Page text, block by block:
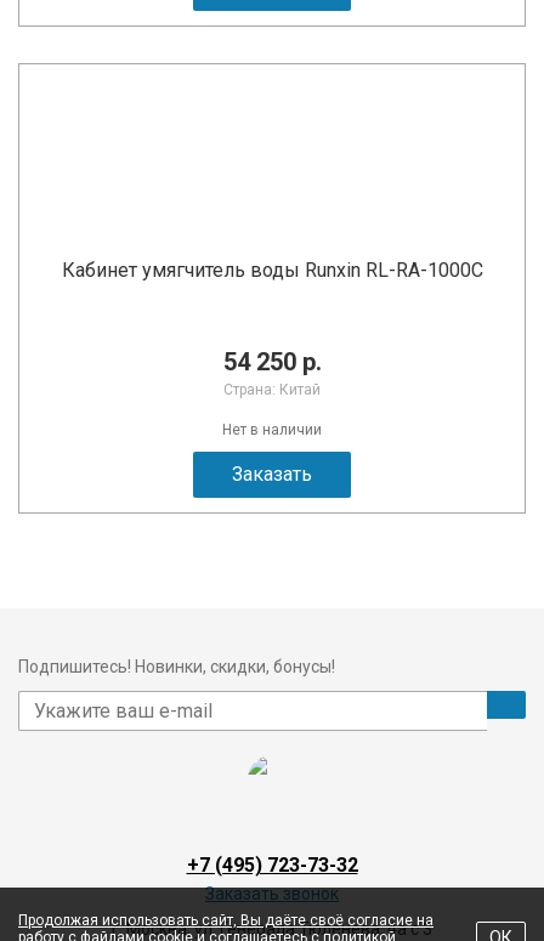
Кабинет умягчитель воды Runxin RL-RA-1000C
54 250 р.
Страна: Китай
Нет в наличии
Заказать
Подпишитесь! Новинки, скидки, бонусы!
+7 (495) 723-73-32
Заказать звонок
г. Москва, ул. Генерала Тюленева, 4а с 3
Продолжая использовать сайт, Вы даёте своё согласие на
работу с файлами cookie и соглашаетесь с политикой